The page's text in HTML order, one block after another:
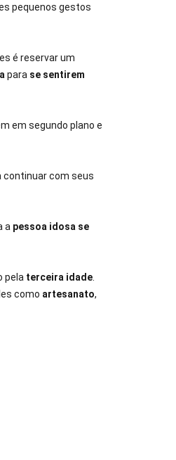
pequenos gestos
é reservar um
para se sentirem
em segundo plano e
continuar com seus
a pessoa idosa se
pela terceira idade
como artesanato,